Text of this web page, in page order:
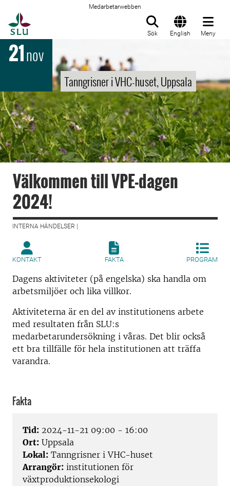
Medarbetarwebben
Sök English Meny
21nov
Tanngrisner i VHC-huset, Uppsala
Välkommen till VPE-dagen
2024!
INTERNA HÄNDELSER |
KONTAKT FAKTA PROGRAM
Dagens aktiviteter (på engelska) ska handla om
arbetsmiljöer och lika villkor.
Aktiviteterna är en del av institutionens arbete
med resultaten från SLU:s
medarbetarundersökning i våras. Det blir också
ett bra tillfälle för hela institutionen att träffa
varandra.
Fakta
Tid: 2024-11-21 09:00 - 16:00
Ort: Uppsala
Lokal: Tanngrisner i VHC-huset
Arrangör: institutionen för
växtproduktionsekologi